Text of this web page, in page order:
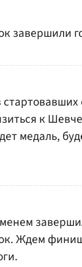
завершили
к
медаль,
Ждем